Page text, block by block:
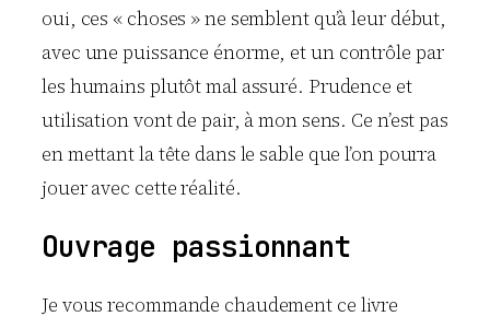
oui, ces « choses » ne semblent qu’à leur début,
avec une puissance énorme, et un contrôle par
les humains plutôt mal assuré. Prudence et
utilisation vont de pair, à mon sens. Ce n’est pas
en mettant la tête dans le sable que l’on pourra
jouer avec cette réalité.
Ouvrage passionnant
Je vous recommande chaudement ce livre